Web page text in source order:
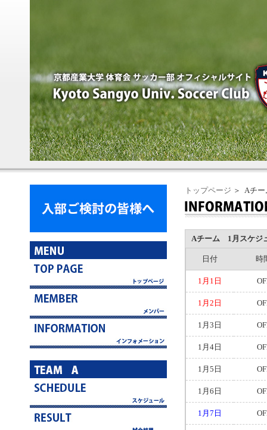
トップページ ＞ Aチ
Aチーム 1月スケジ
日付 時
1月1日
1月2日
1月3日
1月4日
1月5日
1月6日
1月7日